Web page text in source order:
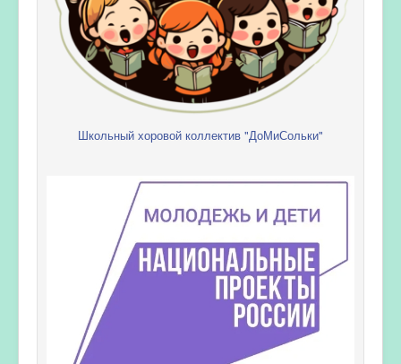
Школьный хоровой коллектив "ДоМиСольки"